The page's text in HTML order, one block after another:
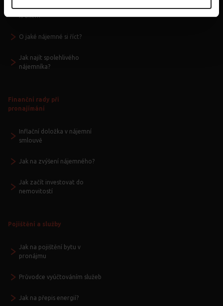
Jak pronajmou byt - krok za
krokem
O jaké nájemné si říct?
Jak najít spolehlivého
nájemníka?
Finanční rady při
pronajímání
Inflační doložka v nájemní
smlouvě
Jak na zvýšení nájemného?
Jak začít investovat do
nemovitostí
Pojištění a služby
Jak na pojištění bytu v
pronájmu
Průvodce vyúčtováním služeb
Jak na přepis energií?